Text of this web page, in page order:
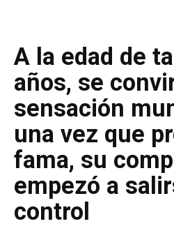
A la edad de
años, se
sensación
una vez que
fama, su
empezó a
control